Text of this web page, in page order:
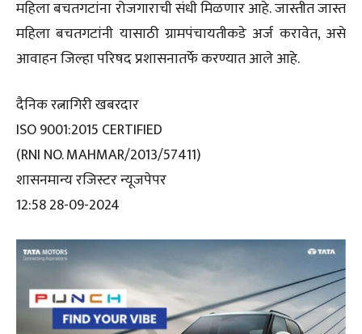
महिला बचतगटांना रोजगाराची संधी मिळणार आहे. जास्तीत जास्त
महिला बचतगटांनी यासाठी ग्रामपंचायतीकडे अर्ज करावेत, असे
आवाहन जिल्हा परिषद प्रशासनातर्फे करण्यात आले आहे.
दैनिक रत्नागिरी खबरदार
ISO 9001:2015 CERTIFIED
(RNI NO. MAHMAR/2013/57411)
शासनमान्य रजिस्टर न्यूजपेपर
12:58 28-09-2024